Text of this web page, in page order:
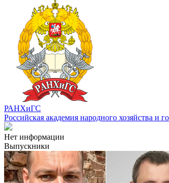
РАНХиГС
Российская академия народного хозяйства и
Нет информации
Выпускники